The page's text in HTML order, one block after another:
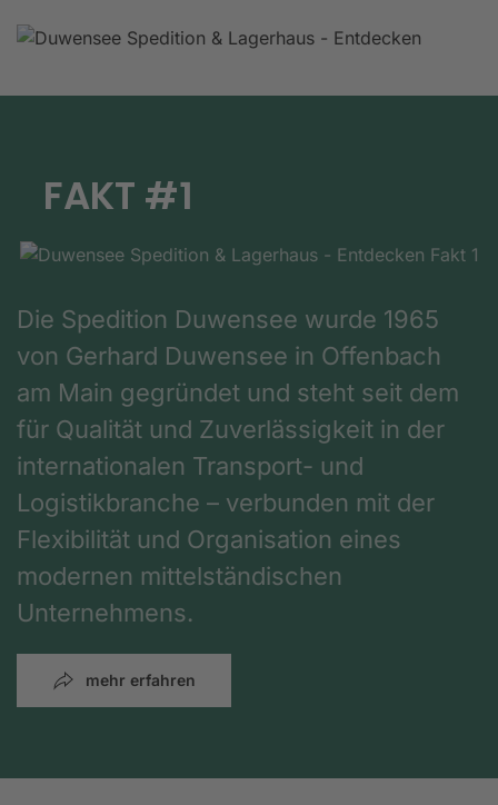
FAKT #1
Die Spedition Duwensee wurde 1965
von Gerhard Duwensee in Offenbach
am Main gegründet und steht seit dem
für Qualität und Zuverlässigkeit in der
internationalen Transport- und
Logistikbranche – verbunden mit der
Flexibilität und Organisation eines
modernen mittelständischen
Unternehmens.
mehr erfahren